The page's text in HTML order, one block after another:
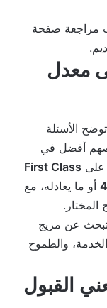
مراجعة صفحة
معدل
الأسئلة
أفضل في
على First Class
أو ما يعادله، مع
عن مزيج
والطموح
القبول